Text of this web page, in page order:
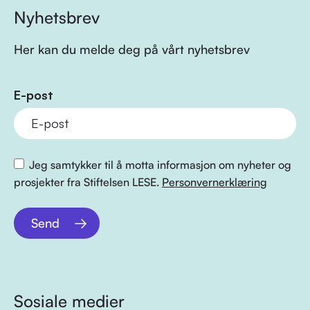
Nyhetsbrev
Her kan du melde deg på vårt nyhetsbrev
E-post
Jeg samtykker til å motta informasjon om nyheter og
prosjekter fra Stiftelsen LESE. Personvernerklæring
Send
Sosiale medier